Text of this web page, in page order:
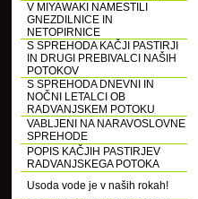
V MIYAWAKI NAMESTILI
GNEZDILNICE IN
NETOPIRNICE
S SPREHODA KAČJI PASTIRJI
IN DRUGI PREBIVALCI NAŠIH
POTOKOV
S SPREHODA DNEVNI IN
NOČNI LETALCI OB
RADVANJSKEM POTOKU
VABLJENI NA NARAVOSLOVNE
SPREHODE
POPIS KAČJIH PASTIRJEV
RADVANJSKEGA POTOKA
Usoda vode je v naših rokah!